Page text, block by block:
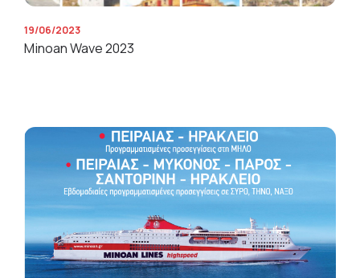
19/06/2023
Minoan Wave 2023